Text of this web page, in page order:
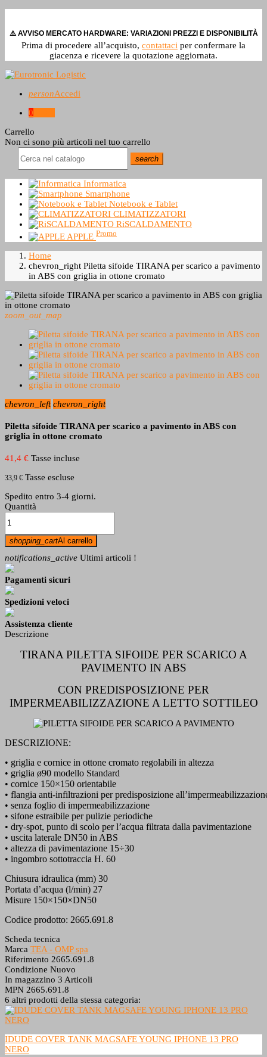
⚠️ AVVISO MERCATO HARDWARE: VARIAZIONI PREZZI E DISPONIBILITÀ
Prima di procedere all’acquisto, contattaci per confermare la
giacenza e ricevere la quotazione aggiornata.
personAccedi
0
Carrello
Non ci sono più articoli nel tuo carrello
search
Informatica
Smartphone
Notebook e Tablet
CLIMATIZZATORI
RiSCALDAMENTO
APPLE Promo
Home
chevron_right Piletta sifoide TIRANA per scarico a pavimento
in ABS con griglia in ottone cromato
zoom_out_map
chevron_left chevron_right
Piletta sifoide TIRANA per scarico a pavimento in ABS con
griglia in ottone cromato
41,4 € Tasse incluse
33,9 € Tasse escluse
Spedito entro 3-4 giorni.
Quantità
shopping_cartAl carrello
notifications_active Ultimi articoli !
Pagamenti sicuri
Spedizioni veloci
Assistenza cliente
Descrizione
TIRANA PILETTA SIFOIDE PER SCARICO A
PAVIMENTO IN ABS
CON PREDISPOSIZIONE PER
IMPERMEABILIZZAZIONE A LETTO SOTTILEO
DESCRIZIONE:
• griglia e cornice in ottone cromato regolabili in altezza
• griglia ø90 modello Standard
• cornice 150×150 orientabile
• flangia anti-infiltrazioni per predisposizione
• senza foglio di impermeabilizzazione
• sifone estraibile per pulizie periodiche
• dry-spot, punto di scolo per l’acqua filtrata dalla pavimentazione
• uscita laterale DN50 in ABS
• altezza di pavimentazione 15÷30
• ingombro sottotraccia H. 60
Chiusura idraulica (mm) 30
Portata d’acqua (l/min) 27
Misure 150×150×DN50
Codice prodotto: 2665.691.8
Scheda tecnica
Marca TEA - OMP spa
Riferimento 2665.691.8
Condizione Nuovo
In magazzino 3 Articoli
MPN 2665.691.8
6 altri prodotti della stessa categoria:
IDUDE COVER TANK MAGSAFE YOUNG IPHONE 13 PRO
NERO